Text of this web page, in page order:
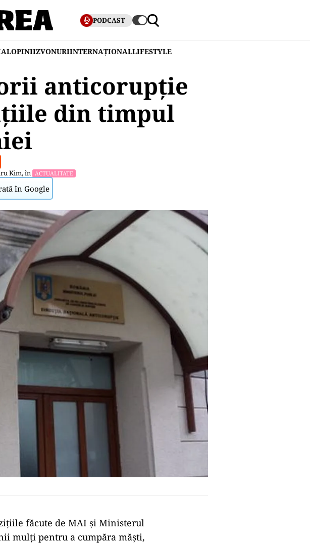
PODCAST
OPINIIZVONURIINTERNAȚIONALLIFESTYLE
anticorupție
din timpul
Kim, în ACTUALITATE
în Google
făcute de MAI și Ministerul
mulți pentru a cumpăra măști,